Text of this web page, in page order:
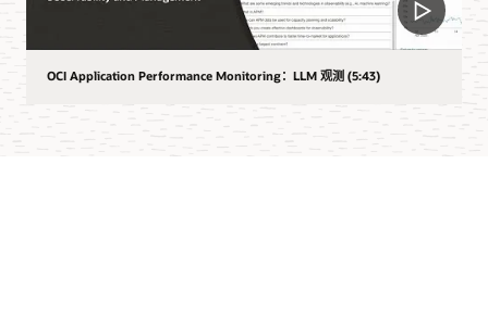
OCI Application Performance Monitoring：LLM 观测 (5:43)